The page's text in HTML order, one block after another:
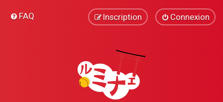
FAQ Connexion
Inscription